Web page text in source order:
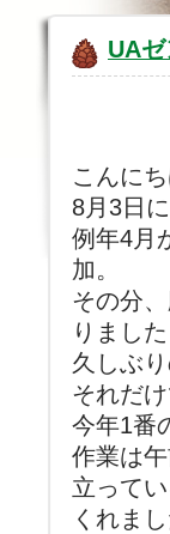
UA
こんに
8月3日
例年4月
加。
その分
りました
久しぶ
それだ
今年1番
作業は
立って
くれまし